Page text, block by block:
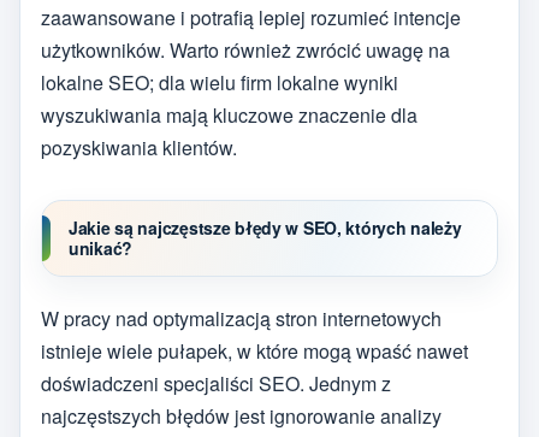
zaawansowane i potrafią lepiej rozumieć intencje
użytkowników. Warto również zwrócić uwagę na
lokalne SEO; dla wielu firm lokalne wyniki
wyszukiwania mają kluczowe znaczenie dla
pozyskiwania klientów.
Jakie są najczęstsze błędy w SEO, których należy
unikać?
W pracy nad optymalizacją stron internetowych
istnieje wiele pułapek, w które mogą wpaść nawet
doświadczeni specjaliści SEO. Jednym z
najczęstszych błędów jest ignorowanie analizy